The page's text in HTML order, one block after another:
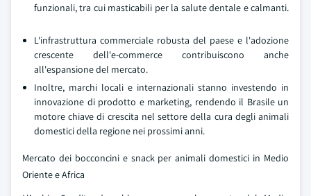
funzionali, tra cui masticabili per la salute dentale e calmanti.
L'infrastruttura commerciale robusta del paese e l'adozione
crescente dell'e-commerce contribuiscono anche
all'espansione del mercato.
Inoltre, marchi locali e internazionali stanno investendo in
innovazione di prodotto e marketing, rendendo il Brasile un
motore chiave di crescita nel settore della cura degli animali
domestici della regione nei prossimi anni.
Mercato dei bocconcini e snack per animali domestici in Medio
Oriente e Africa